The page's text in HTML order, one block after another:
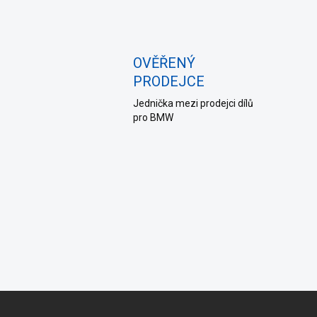
OVĚŘENÝ
PRODEJCE
Jednička mezi prodejci dílů
pro BMW